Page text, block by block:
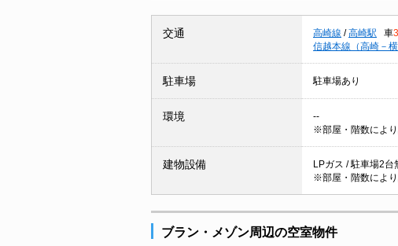
交通 高崎線 / 高崎駅 車
信越本線（高崎－横
駐車場 駐車場あり
環境
--
※部屋・階数により
建物設備
LPガス / 駐車場2
※部屋・階数により
ブラン・メゾン周辺の空室物件